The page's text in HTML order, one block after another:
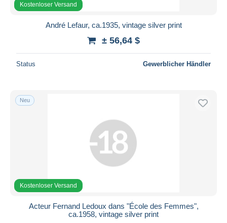
Kostenloser Versand
André Lefaur, ca.1935, vintage silver print
± 56,64 $
Status Gewerblicher Händler
Neu
Kostenloser Versand
Acteur Fernand Ledoux dans "École des Femmes",
ca.1958, vintage silver print